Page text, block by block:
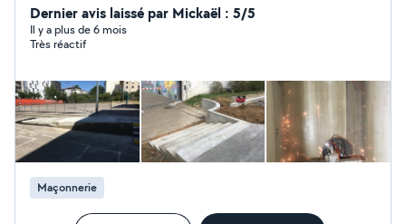
Dernier avis laissé par Mickaël : 5/5
Il y a plus de 6 mois
Très réactif
Maçonnerie